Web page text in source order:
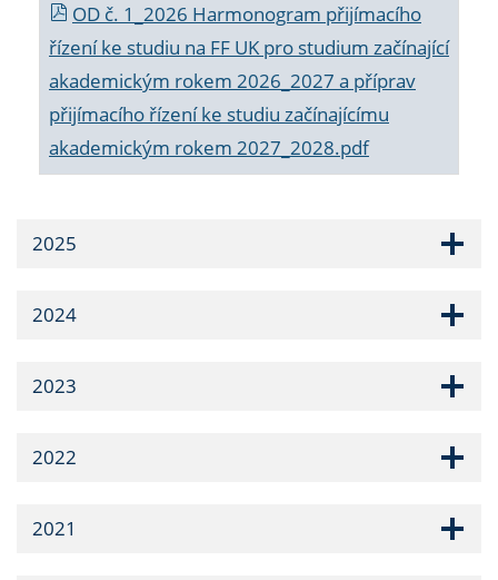
OD č. 1_2026 Harmonogram přijímacího
řízení ke studiu na FF UK pro studium začínající
akademickým rokem 2026_2027 a příprav
přijímacího řízení ke studiu začínajícímu
akademickým rokem 2027_2028.pdf
2025
2024
2023
2022
2021